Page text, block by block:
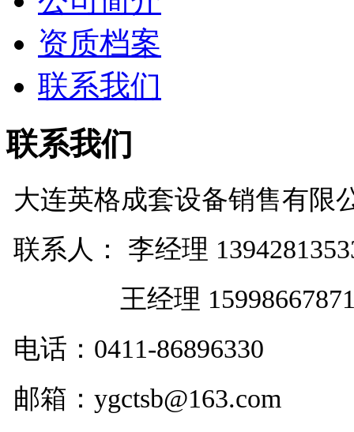
资质档案
联系我们
联系我们
大连英格成套设备销售有限
联系人： 李经理
王经理
电话： 0411-86896330
邮箱：ygctsb@163.com